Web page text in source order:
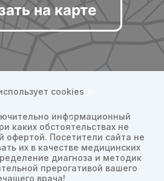
на карте
cookies
информационный
каких обстоятельствах не
офертой. Посетители сайта не
их в качестве медицинских
диагноза и методик
прерогативой вашего
врача!